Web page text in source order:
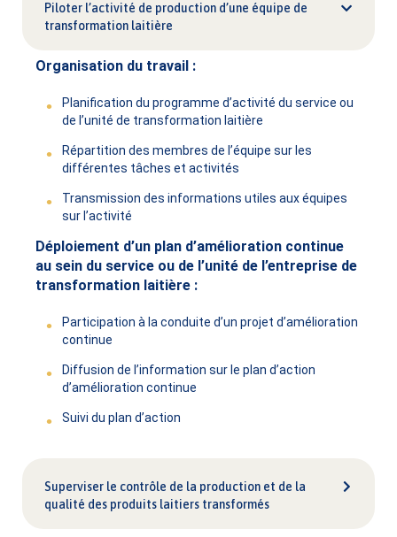
Piloter l’activité de production d’une équipe de
transformation laitière
Organisation du travail :
Planification du programme d’activité du service ou
de l’unité de transformation laitière
Répartition des membres de l’équipe sur les
différentes tâches et activités
Transmission des informations utiles aux équipes
sur l’activité
Déploiement d’un plan d’amélioration continue
au sein du service ou de l’unité de l’entreprise de
transformation laitière :
Participation à la conduite d’un projet d’amélioration
continue
Diffusion de l’information sur le plan d’action
d’amélioration continue
Suivi du plan d’action
Superviser le contrôle de la production et de la
qualité des produits laitiers transformés